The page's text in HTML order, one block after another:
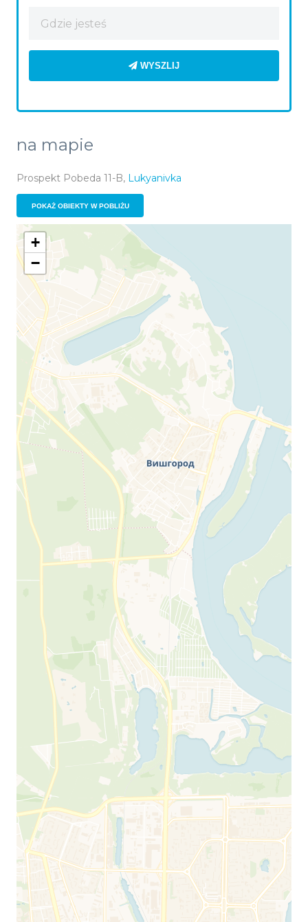
WYSZLIJ
na mapie
Prospekt Pobeda 11-B, Lukyanivka
POKAŻ OBIEKTY W POBLIŻU
+
−